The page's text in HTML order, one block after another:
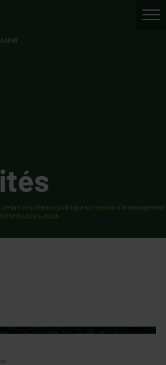
la consultation publique sur le plan d’aménagement
2024-2025